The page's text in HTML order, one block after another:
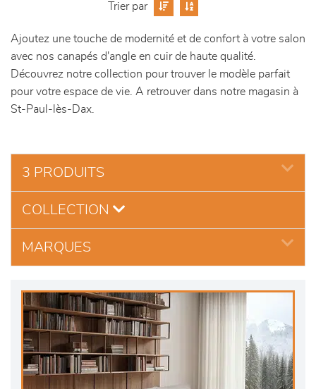
décoration
Trier par
Ajoutez une touche de modernité et de confort à votre salon
avec nos canapés d'angle en cuir de haute qualité.
Découvrez notre collection pour trouver le modèle parfait
pour votre espace de vie. A retrouver dans notre magasin à
St-Paul-lès-Dax.
3 PRODUITS
COLLECTION
MARQUES